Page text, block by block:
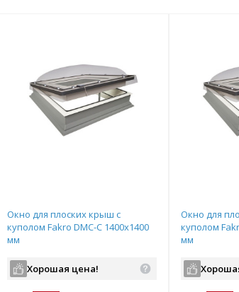
Окно для плоских крыш с
куполом Fakro DMC-С 1400х1400
мм
Хорошая цена!
Окно для
куполом
мм